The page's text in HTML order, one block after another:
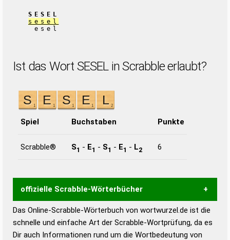
SESEL
sesel
esel
Ist das Wort SESEL in Scrabble erlaubt?
Spiel Buchstaben Punkte
Scrabble® S1 - E1 - S1 - E1 - L2 6
offizielle Scrabble-Wörterbücher
Wortwurzel liefert mit Hilfe eines semantischen
Wortanalyse-Algorithmus gute Anhaltspunkte zu
Das Online-Scrabble-Wörterbuch von wortwurzel.de ist die
schnelle und einfache Art der Scrabble-Wortprüfung, da es
Dir auch Informationen rund um die Wortbedeutung von